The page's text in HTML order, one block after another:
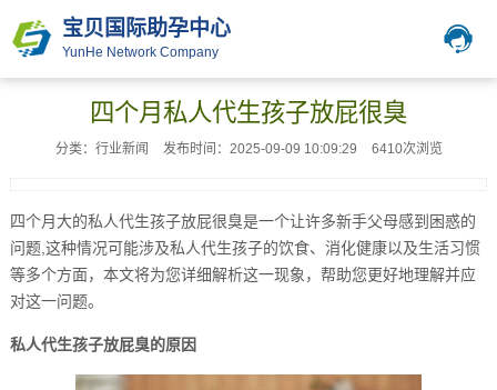
宝贝国际助孕中心
YunHe Network Company
四个月私人代生孩子放屁很臭
分类：行业新闻 发布时间：2025-09-09 10:09:29 6410次浏览
四个月大的私人代生孩子放屁很臭是一个让许多新手父母感到困惑的
问题,这种情况可能涉及私人代生孩子的饮食、消化健康以及生活习惯
等多个方面，本文将为您详细解析这一现象，帮助您更好地理解并应
对这一问题。
私人代生孩子放屁臭的原因